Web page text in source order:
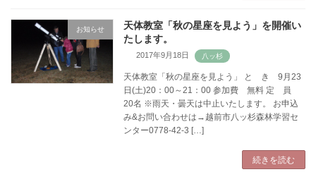
お知らせ
天体教室「秋の星座を見よう」を開催い
たします。
2017年9月18日
天体教室「秋の星座を見よう」 と き 9月23
日(土)20：00～21：00 参加費 無料 定 員
20名 ※雨天・曇天は中止いたします。 お申込
み&お問い合わせは→越前市八ッ杉森林学習セ
ンター0778-42-3 […]
続きを読む